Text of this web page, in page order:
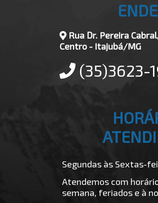
Rua Dr. Pereira
Centro - Itajubá/MG
(35)3623-
Segundas às Sextas-
Atendemos com
semana, feriados e à